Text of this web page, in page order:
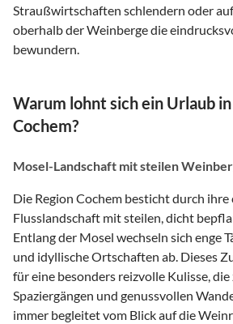
Straußwirtschaften schlendern oder
oberhalb der Weinberge die
bewundern.
Warum lohnt sich ein Urlaub
Cochem?
Mosel-Landschaft mit steilen
Die Region Cochem besticht durch
Flusslandschaft mit steilen, dicht
Entlang der Mosel wechseln sich enge
und idyllische Ortschaften ab. Dieses
für eine besonders reizvolle Kulisse,
Spaziergängen und genussvollen
immer begleitet vom Blick auf die